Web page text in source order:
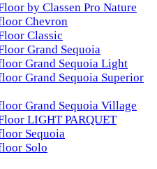
by Classen Pro Nature
Chevron
Classic
Grand Sequoia
Grand Sequoia Light
Grand Sequoia Superior
Grand Sequoia Village
LIGHT PARQUET
Sequoia
Solo